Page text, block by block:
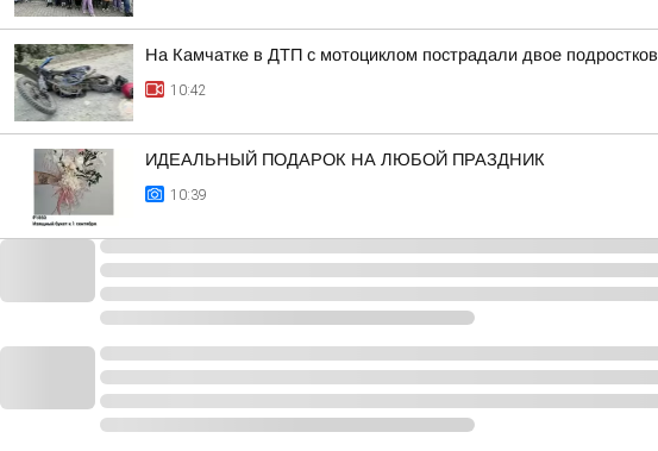
На Камчатке в ДТП с мотоциклом пострадали двое подростков
10:42
ИДЕАЛЬНЫЙ ПОДАРОК НА ЛЮБОЙ ПРАЗДНИК
10:39